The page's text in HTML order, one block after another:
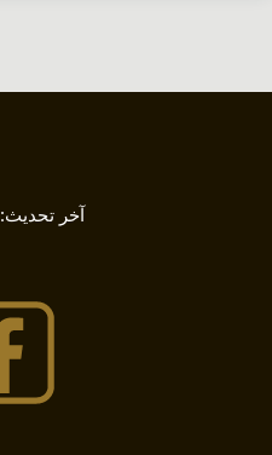
آخر تحديث: